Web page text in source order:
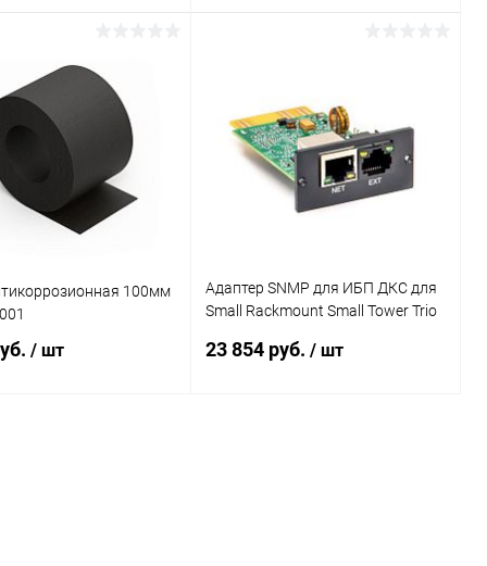
в 1 клик Сравнение
В наличии
Купить в 1 клик
В избранное В наличии
100мм
/ шт
Адаптер SNMP для ИБП ДКС для
Small Rackmount Small Tower Trio
23 854 руб./ шт